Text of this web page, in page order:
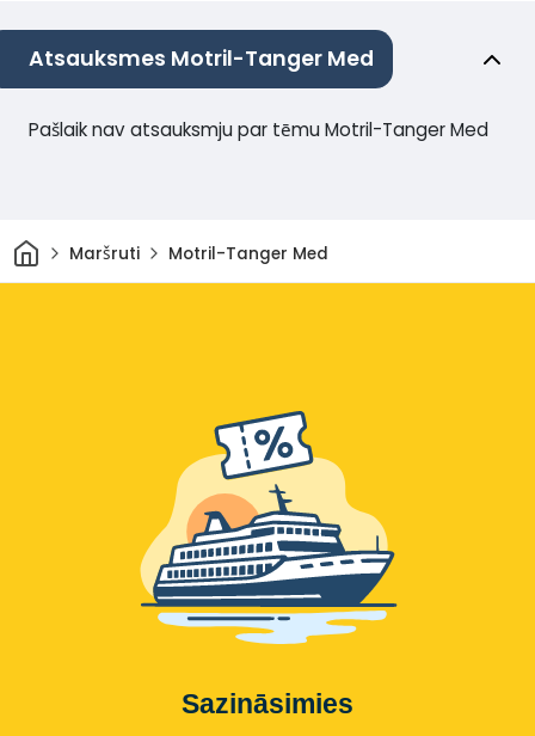
Atsauksmes Motril-Tanger Med
Pašlaik nav atsauksmju par tēmu Motril-Tanger Med
Sākums
Maršruti Motril-Tanger Med
Sazināsimies